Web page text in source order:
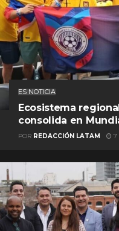
ES NOTICIA
Ecosistema
consolida en
POR REDACCIÓN LATAM 7